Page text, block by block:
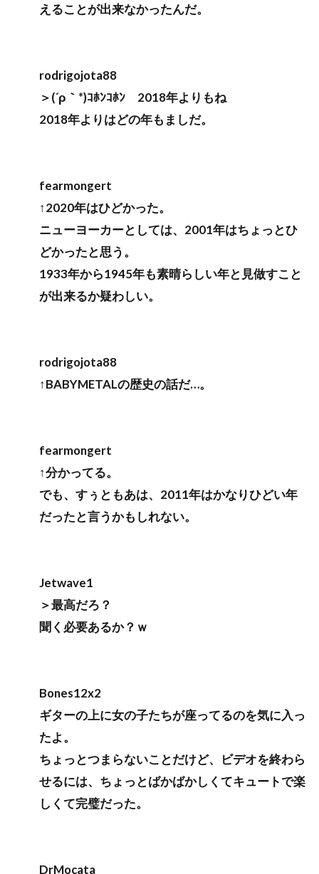
えることが出来なかったんだ。
rodrigojota88
＞(´ρ｀*)ｺﾎﾝｺﾎﾝ 2018年よりもね
2018年よりはどの年もましだ。
fearmongert
↑2020年はひどかった。
ニューヨーカーとしては、2001年はちょっとひ
どかったと思う。
1933年から1945年も素晴らしい年と見做すこと
が出来るか疑わしい。
rodrigojota88
↑BABYMETALの歴史の話だ…。
fearmongert
↑分かってる。
でも、すぅともあは、2011年はかなりひどい年
だったと言うかもしれない。
Jetwave1
＞最高だろ？
聞く必要あるか？ｗ
Bones12x2
ギターの上に女の子たちが座ってるのを気に入っ
たよ。
ちょっとつまらないことだけど、ビデオを終わら
せるには、ちょっとばかばかしくてキュートで楽
しくて完璧だった。
DrMocata